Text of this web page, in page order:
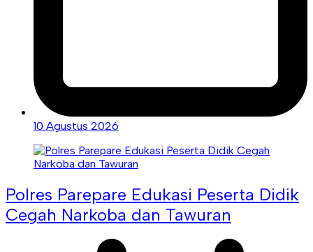
10 Agustus 2026
Polres Parepare Edukasi Peserta Didik
Cegah Narkoba dan Tawuran